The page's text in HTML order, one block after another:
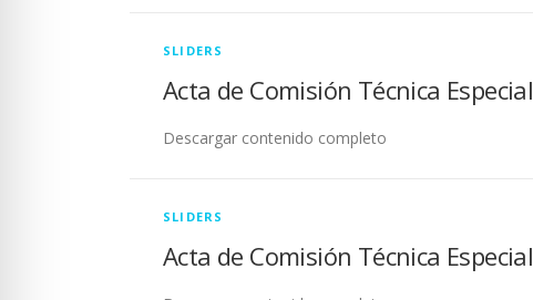
SLIDERS
Acta de Comisión Técnica
Descargar contenido completo
SLIDERS
Acta de Comisión Técnica